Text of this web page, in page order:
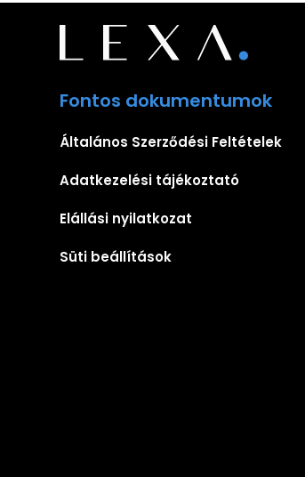
Fontos dokumentumok
Általános Szerződési Feltételek
Adatkezelési tájékoztató
Elállási nyilatkozat
Süti beállítások